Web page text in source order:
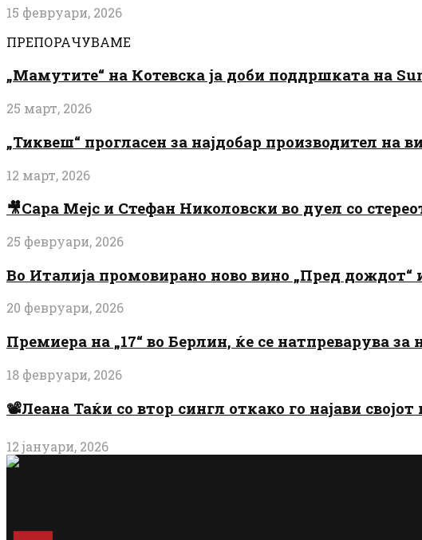
15 февруари, 2026
ПРЕПОРАЧУВАМЕ
„Мамутите“ на Котевска ја доби поддршката на
25 март, 2026
„Тиквеш“ прогласен за најдобар производител
12 март, 2026
🎥Сара Мејс и Стефан Николовски во дуел со
25 февруари, 2026
Во Италија промовирано ново вино „Пред
20 февруари, 2026
Премиера на „17“ во Берлин, ќе се натпреварува
18 февруари, 2026
📽️Леана Таќи со втор сингл откако го најави
12 јануари, 2026